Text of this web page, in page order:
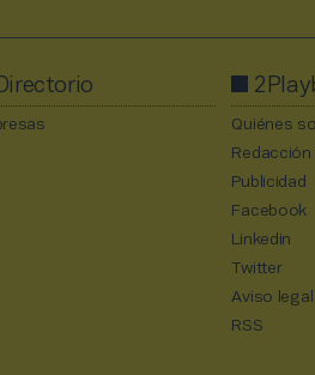
Quiénes
Redacción
Publicidad
Facebook
Linkedin
Twitter
Aviso legal
RSS